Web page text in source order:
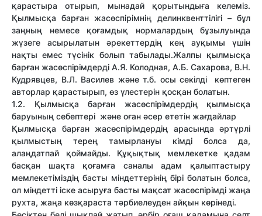
қарастыра отырып, мынадай қорытындыға келеміз.
Қылмысқа барған жасөспірімнің делинквенттілігі – бұл
заңның немесе қоғамдық нормалардың бұзылуында
жүзеге асырылатын әрекеттердің кең ауқымы үшін
нақты емес түсінік болып табылады.Жалпы қылмысқа
барған жасөспірімдерді А.Я. Колодная, А.Б. Сахарова, В.Н.
Кудрявцев, В.Л. Василев және т.б. осы секілді көптеген
авторлар қарастырып, өз үлестерін қосқан болатын.
1.2. Қылмысқа барған жасөспірімдердің қылмысқа
баруының себептерi және оған әсер ететiн жағдайлар
Қылмысқа барған жасөспірімдердің арасында әртүрлі
қылмыстың терең тамырлануы кімді болса да,
алаңдатпай қоймайды. Құқықтық мемлекетке қадам
басқан шақта қоғамға саналы адам қалыптастыру
мемлекетіміздің басты міндеттерінің бірі болатын болса,
ол міндетті іске асыруға басты мақсат жасөспірімді жаңа
рухта, жаңа көзқараста тәрбиелеуден айқын көрінеді.